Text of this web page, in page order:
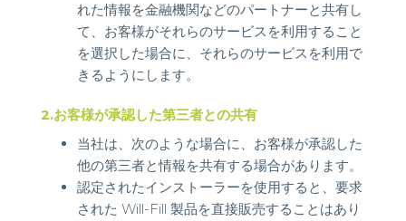
れた情報を金融機関などのパートナーと共有し
て、お客様がそれらのサービスを利用すること
を選択した場合に、それらのサービスを利用で
きるようにします。
2.お客様が承認した第三者との共有
当社は、次のような場合に、お客様が承認した
他の第三者と情報を共有する場合があります。
認定されたインストーラーを使用すると、要求
された Will-Fill 製品を直接販売することはあり